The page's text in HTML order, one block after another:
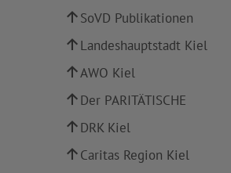
SoVD Publikationen
Landeshauptstadt Kiel
AWO Kiel
Der PARITÄTISCHE
DRK Kiel
Caritas Region Kiel